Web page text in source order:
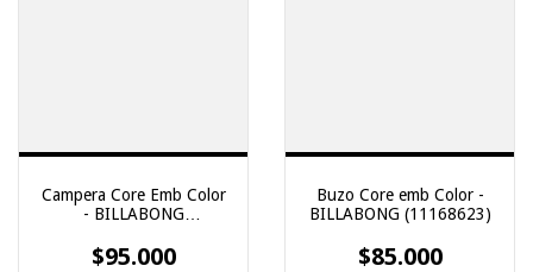
Campera Core Emb Color
- BILLABONG
$95.000
Buzo Core emb Color -
BILLABONG (11168623)
$85.000